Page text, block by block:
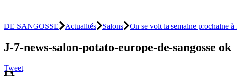
DE SANGOSSE Actualités Salons On se voit la semaine prochaine
J-7-news-salon-potato-europe-de-sangosse ok
Tweet